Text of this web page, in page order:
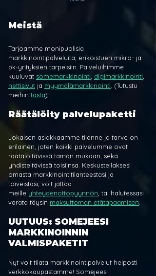
Meistä
Tarjoamme monipuolisia
markkinointipalveluita, erikoistuen mikro- ja
pk-yrityksien tarpeisiin. Palveluihimme
kuuluvat somemarkkinointi digimarkkinointi
nettisivut ja myymälämarkkinointi . (Tutustu
meihin tästä)
Räätälöity palvelupaketti
Jokaisen asiakkaamme tilanne ja tarve on
erilainen, joten kaikki palvelumme ovat
räätälöitävissä tämän mukaan, sekä
yhdisteltävissä toisiinsa. Keskustellaksesi
omasta markkinointitilanteestasi ja
toiveistasi, voit jättää
meille yhteydenottopyynnön , tai halutessasi
varata täysin maksuttoman etätapaamisen
UUTUUS: SOMEJEESI
MARKKINOINNIN
VALMISPAKETIT
Nyt voit tilata markkinointipalvelut helposti
verkkokaupastamme! Somejeesi